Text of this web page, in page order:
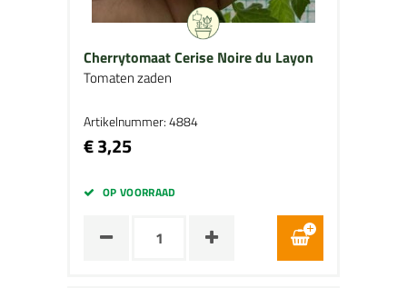
Cherrytomaat Cerise Noire du Layon
Tomaten zaden
Artikelnummer: 4884
€ 3,25
OP VOORRAAD